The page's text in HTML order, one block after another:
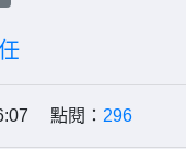
點閱： 296